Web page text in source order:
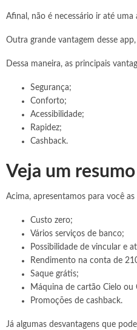
Afinal, não é necessário ir até
Outra grande vantagem desse
Dessa maneira, as principais
Segurança;
Conforto;
Acessibilidade;
Rapidez;
Cashback.
Veja um
Acima, apresentamos para você
Custo zero;
Vários serviços de banco;
Possibilidade de vincular e
Rendimento na conta de
Saque grátis;
Máquina de cartão Cielo ou
Promoções de cashback.
Já algumas desvantagens que